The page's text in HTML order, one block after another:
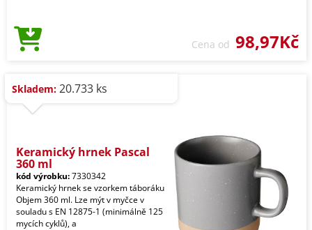
Cena od 98,97Kč
Skladem: 20.733 ks
Keramický hrnek Pascal
360 ml
kód výrobku:7330342
Keramický hrnek se vzorkem táboráku
Objem 360 ml. Lze mýt v myčce v
souladu s EN 12875-1 (minimálně 125
mycích cyklů), a